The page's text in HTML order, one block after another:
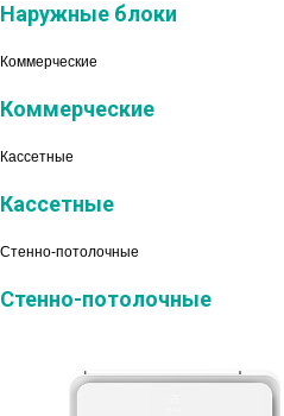
Наружные блоки
Коммерческие
Коммерческие
Кассетные
Кассетные
Стенно-потолочные
Стенно-потолочные